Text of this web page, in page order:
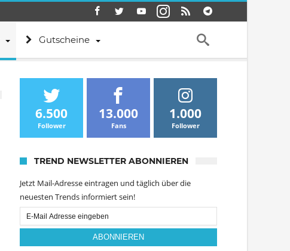
Gutscheine
6.500
Follower
13.000
Fans
1.000
Follower
TREND NEWSLETTER ABONNIEREN
Jetzt Mail-Adresse eintragen und täglich über die
neuesten Trends informiert sein!
Email
Subscription
ABONNIEREN